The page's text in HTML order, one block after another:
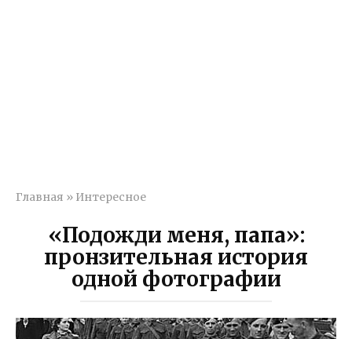
Главная » Интересное
«Подожди меня, папа»:
пронзительная история
одной фотографии